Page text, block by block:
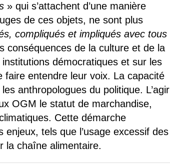
» qui s’attachent d’une manière
de ces objets, ne sont plus
compliqués et impliqués avec tous
conséquences de la culture et de la
démocratiques et sur les
faire entendre leur voix. La capacité
anthropologues du politique. L’agir
OGM le statut de marchandise,
Cette démarche
enjeux, tels que l’usage excessif des
la chaîne alimentaire.